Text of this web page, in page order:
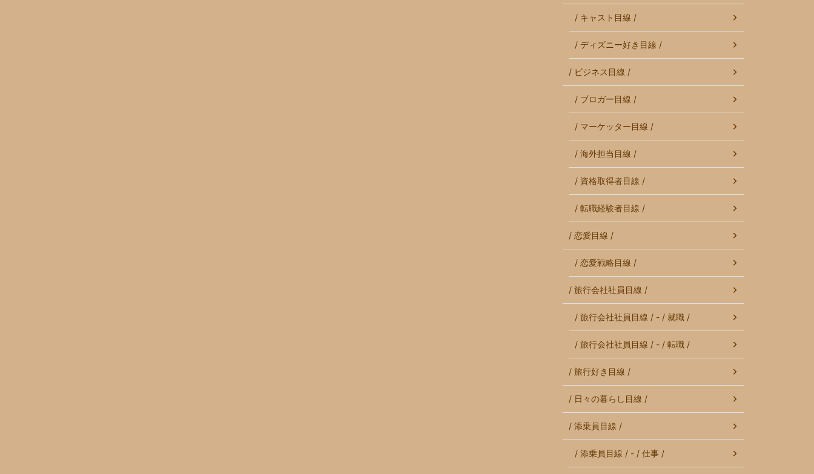
/ キャスト目線 /
/ ディズニー好き目線 /
/ ビジネス目線 /
/ ブロガー目線 /
/ マーケッター目線 /
/ 海外担当目線 /
/ 資格取得者目線 /
/ 転職経験者目線 /
/ 恋愛目線 /
/ 恋愛戦略目線 /
/ 旅行会社社員目線 /
/ 旅行会社社員目線 / - / 就職 /
/ 旅行会社社員目線 / - / 転職 /
/ 旅行好き目線 /
/ 日々の暮らし目線 /
/ 添乗員目線 /
/ 添乗員目線 / - / 仕事 /